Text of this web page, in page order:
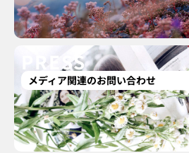
PRESS
メディア関連のお問い合わせ